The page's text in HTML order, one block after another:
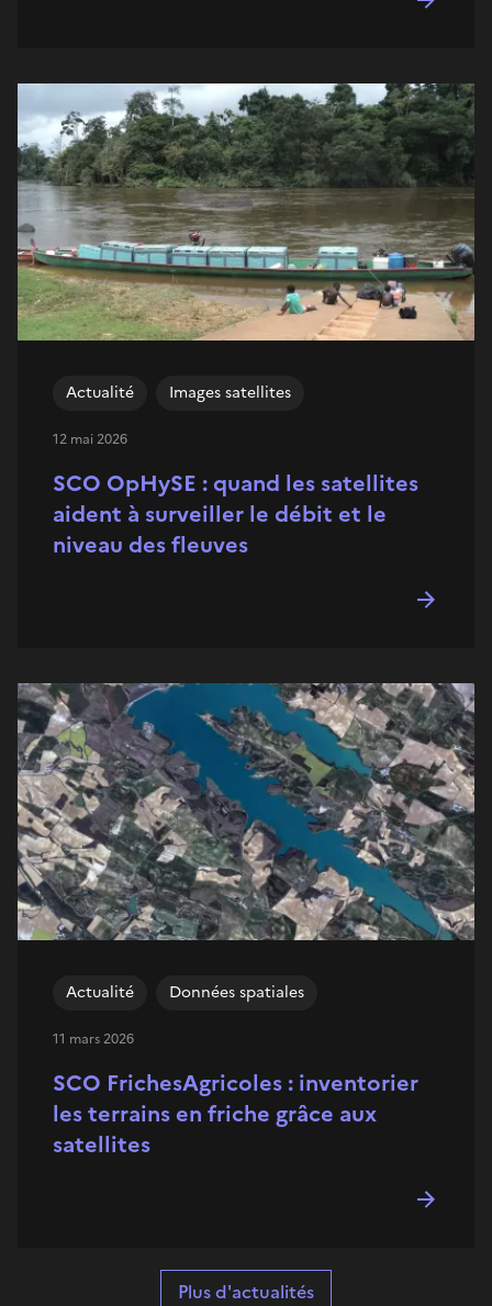
SCO OpHySE : quand les satellites
aident à surveiller le débit et le
niveau des fleuves
Actualité Images satellites
12 mai 2026
SCO FrichesAgricoles : inventorier
les terrains en friche grâce aux
satellites
Actualité Données spatiales
11 mars 2026
Plus d'actualités